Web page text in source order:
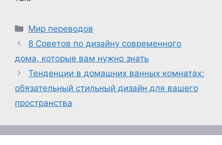
Рубрики
Мир переводов
8 Советов по дизайну современного
дома, которые вам нужно знать
Тенденции в домашних ванных комнатах:
обязательный стильный дизайн для вашего
пространства